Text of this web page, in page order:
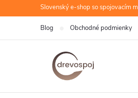
na
Slovenský e-shop so spojovacím
Blog Obchodné podmienky